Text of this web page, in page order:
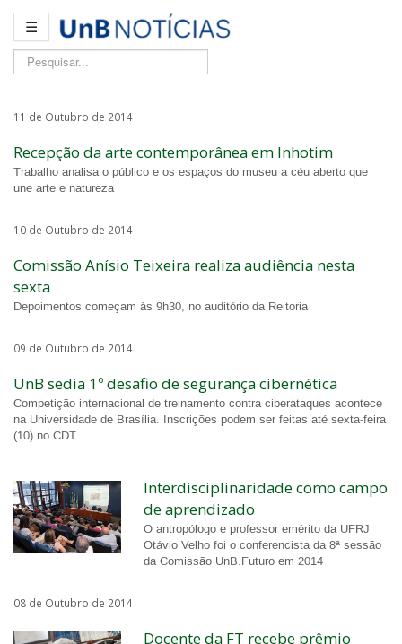
☰
Pesquisar...
11 de Outubro de 2014
Recepção da arte contemporânea em Inhotim
Trabalho analisa o público e os espaços do museu a céu aberto que
une arte e natureza
10 de Outubro de 2014
Comissão Anísio Teixeira realiza audiência nesta
sexta
Depoimentos começam às 9h30, no auditório da Reitoria
09 de Outubro de 2014
UnB sedia 1º desafio de segurança cibernética
Competição internacional de treinamento contra ciberataques acontece
na Universidade de Brasília. Inscrições podem ser feitas até sexta-feira
(10) no CDT
Interdisciplinaridade como campo
de aprendizado
O antropólogo e professor emérito da UFRJ
Otávio Velho foi o conferencista da 8ª sessão
da Comissão UnB.Futuro em 2014
08 de Outubro de 2014
Docente da FT recebe prêmio